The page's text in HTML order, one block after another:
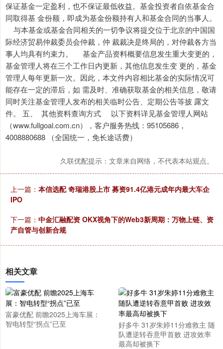
保证基金一定盈利，也不保证最低收益。基金投资者自依基金合
同取得基 金份额，即成为基金份额持有人和基金合同的当事人。
与本基金或基金合同相关的一切争议将提交位于北京的中国国
际经济贸易仲裁委员会仲裁，仲 裁裁决是终局的，对仲裁各方当
事人均具有约束力。 基金产品资料概要信息发生重大变更的，
基金管理人将在三个工作日内更新，其他信息发生变 更的，基金
管理人每年更新一次。因此，本文件内容相比基金的实际情况可
能存在一定的滞后，如 需及时、准确获取基金的相关信息，敬请
同时关注基金管理人发布的相关临时公告、定期公告等披 露文
件。 五、 其他资料查询方式 以下资料详见基金管理人网站
（www.fullgoal.com.cn），客户服务热线：95105686，
4008880688 （全国统一，免长途话费）
久联优配提示：文章来自网络，不代表本站观点。
上一篇： 本信选配 奇瑞港股上市 募资91.4亿港元成年内最大车企
IPO
下一篇： 中金汇融配资 OKX视角下的Web3新周期：万物上链、资
产自管与创新合规
相关文章
富豪优配 前瞻2025上海车展：
智电转型“拐点”已至
好多牛 31岁朱婷11分难救主 随
队遭逆转吞意甲首败 进攻效率
最高却被换下